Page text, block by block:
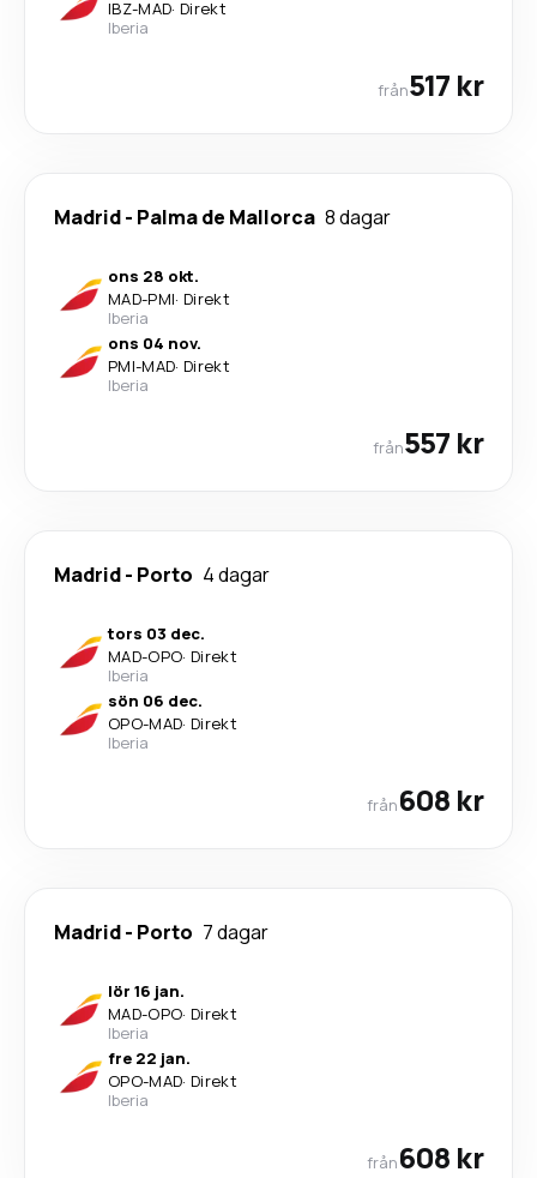
IBZ-MAD· Direkt
Iberia
från517 kr
Madrid- Palma de Mallorca 8 dagar
ons 28 okt.
MAD-PMI· Direkt
Iberia
ons 04 nov.
PMI-MAD· Direkt
Iberia
från557 kr
Madrid- Porto 4 dagar
tors 03 dec.
MAD-OPO· Direkt
Iberia
sön 06 dec.
OPO-MAD· Direkt
Iberia
från608 kr
Madrid- Porto 7 dagar
lör 16 jan.
MAD-OPO· Direkt
Iberia
fre 22 jan.
OPO-MAD· Direkt
Iberia
från608 kr